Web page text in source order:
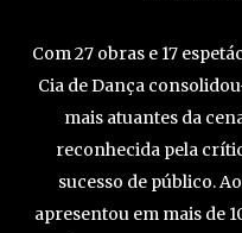
Com 27 obras e 17
Cia de Dança
mais atuantes da
reconhecida pela
sucesso de público.
apresentou em mais de